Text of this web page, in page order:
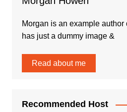
Morgan is an example
has just a dummy image &
Read about me
Recommended Host